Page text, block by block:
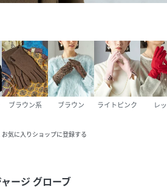
ブラウン系 ブラウン ライトピンク レ
お気に入りショップに登録する
ージ グローブ